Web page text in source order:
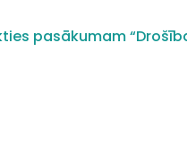
pasākumam